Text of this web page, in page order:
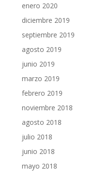
enero 2020
diciembre 2019
septiembre 2019
agosto 2019
junio 2019
marzo 2019
febrero 2019
noviembre 2018
agosto 2018
julio 2018
junio 2018
mayo 2018